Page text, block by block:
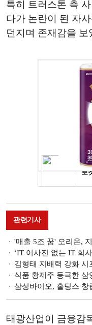
특히 트러스톤 측
다가 논란이 된 자
던지며 존재감을 보
관련기사
'매출 5조 꿈' 오리온, 지주사
‘IT 이사진 없는 IT 회
김형태 지배력 강화 시프트
식품 황제주 등극한 삼양…‘불
삼성바이오, 홀딩스 창립 멤버서
태광산업이 금융감